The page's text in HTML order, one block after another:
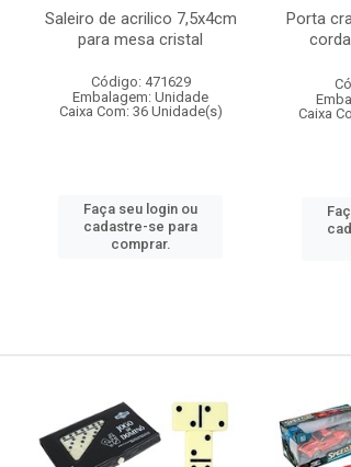
Saleiro de acrilico 7,5x4cm
para mesa cristal
Código: 471629
Embalagem: Unidade
Caixa Com: 36 Unidade(s)
Faça seu login ou
cadastre-se para
comprar.
Porta
Caixa